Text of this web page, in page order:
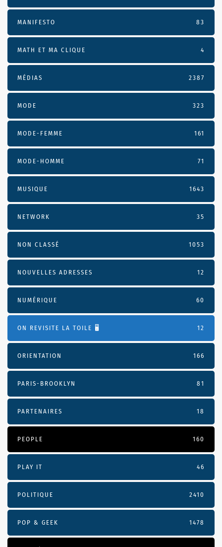
MANIFESTO 83
MATH ET MA CLIQUE 4
MÉDIAS 2387
MODE 323
MODE-FEMME 161
MODE-HOMME 71
MUSIQUE 1643
NETWORK 35
NON CLASSÉ 1053
NOUVELLES ADRESSES 12
NUMÉRIQUE 60
ON REVISITE LA TOILE 🖥️ 12
ORIENTATION 166
PARIS-BROOKLYN 81
PARTENAIRES 18
PEOPLE 160
PLAY IT 46
POLITIQUE 2410
POP & GEEK 1478